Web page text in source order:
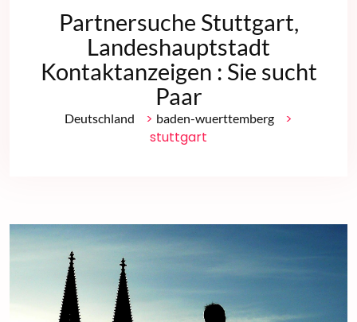
Partnersuche Stuttgart,
Landeshauptstadt
Kontaktanzeigen : Sie sucht
Paar
Deutschland > baden-wuerttemberg
>
stuttgart